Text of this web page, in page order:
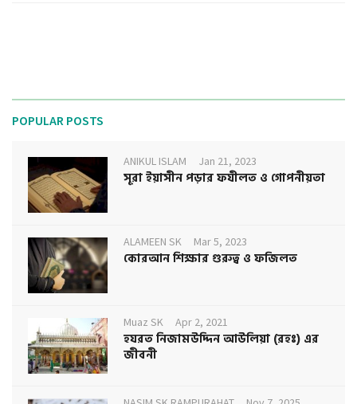
POPULAR POSTS
ANIKUL ISLAM Jan 21, 2023
সূরা ইয়াসীন পড়ার ফযীলত ও গোপনীয়তা
ALAMEEN SK Mar 5, 2023
কোরআন শিক্ষার গুরুত্ব ও ফজিলত
Muaz SK Apr 2, 2021
হযরত নিজামউদ্দিন আউলিয়া (রহঃ) এর
জীবনী